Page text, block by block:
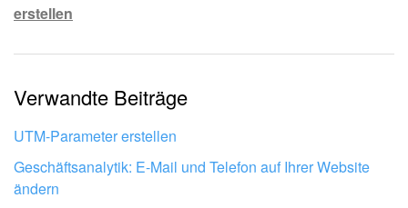
Mir gefällt nicht, wie das Tool funktioniert.
erstellen
Verwandte Beiträge
UTM-Parameter erstellen
Geschäftsanalytik: E-Mail und Telefon auf Ihrer Website
ändern